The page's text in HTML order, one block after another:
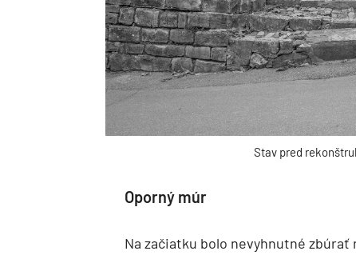
Stav pred
Oporný múr
Na začiatku bolo nevyhnutné zbúrať